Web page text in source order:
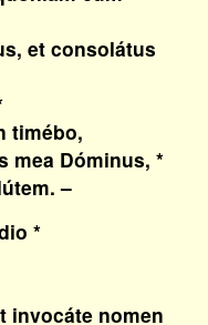
et consolátus
timébo,
mea Dóminus, *
–
*
nomen